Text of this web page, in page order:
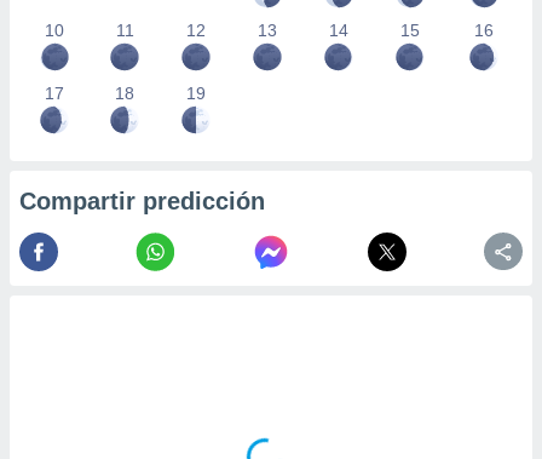
10 11 12 13 14 15 16
17 18 19
Compartir predicción